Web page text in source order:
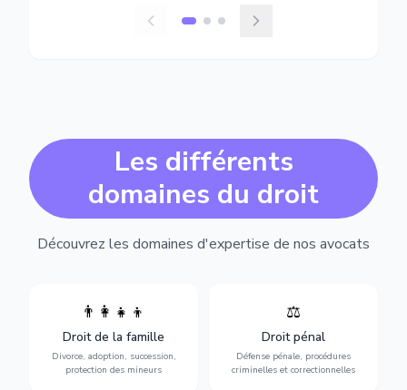
Les différents
domaines du droit
Découvrez les domaines d'expertise de nos avocats
👨‍👩‍👧‍👦
Droit de la famille
Divorce, adoption, succession,
protection des mineurs
Divorce, garde d'enfants,
adoption, succession et
protection des personnes
vulnérables.
⚖️
Droit pénal
Défense pénale, procédures
criminelles et correctionnelles
Expertise en matière pénale,
vue jusqu'au procès, pour
toute affaire correctionnelle
ou criminelle.